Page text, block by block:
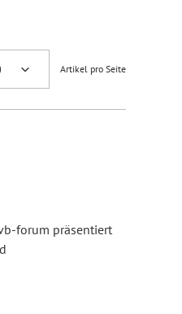
Artikel pro Seite
forum präsentiert